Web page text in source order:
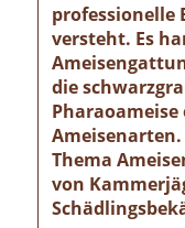
professionelle
versteht. Es
die
Thema
von